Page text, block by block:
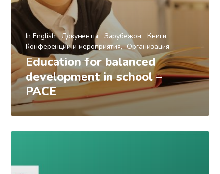
In English Документы Зарубежом
Книги
Конференции и мероприятия
Организация
Education for balanced
development in school –
PACE